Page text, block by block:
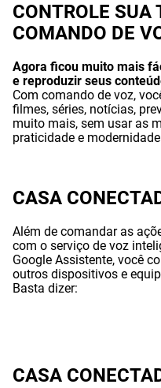
CONTROLE SUA
COMANDO DE
Agora ficou muito mais
e reproduzir seus
Com comando de voz,
filmes, séries, notícias,
muito mais, sem usar as
praticidade e
CASA
Além de comandar as
com o serviço de voz
Google Assistente, você
outros dispositivos e
Basta dizer:
CASA